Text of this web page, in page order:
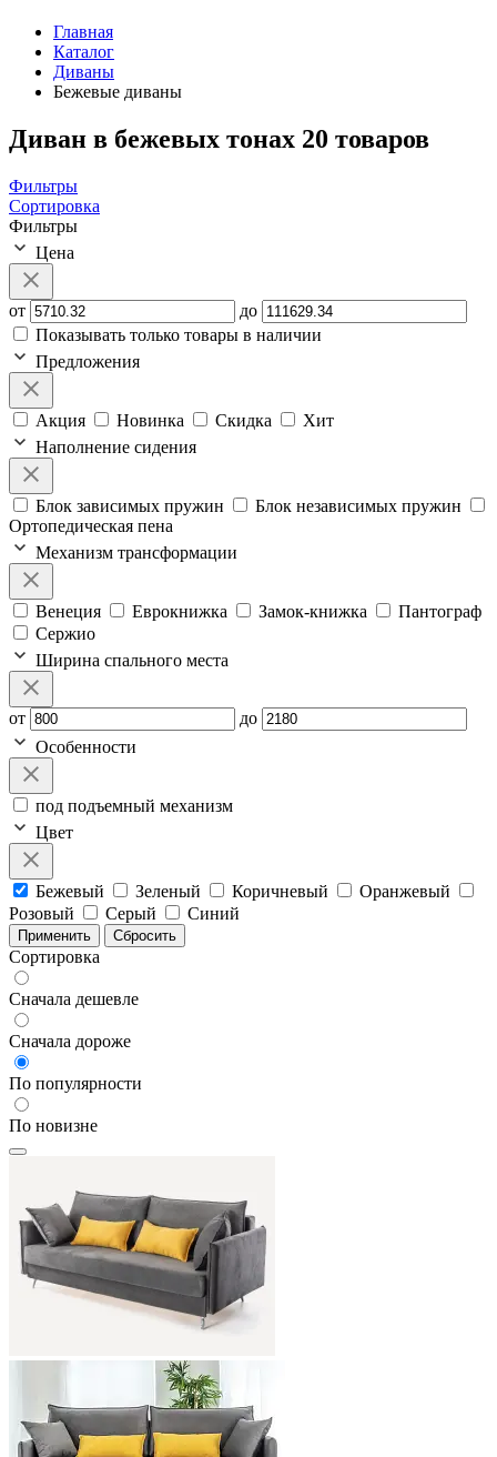
Главная
Каталог
Диваны
Бежевые диваны
Диван в бежевых тонах 20 товаров
Фильтры
Сортировка
Фильтры
Цена
от
до
Показывать только товары в наличии
Предложения
Акция Новинка Скидка
Хит
Наполнение сидения
Блок зависимых пружин
Блок независимых пружин
Ортопедическая пена
Механизм трансформации
Венеция Еврокнижка Замок-книжка
Пантограф
Сержио
Ширина спального места
от
до
Особенности
под подъемный механизм
Цвет
Бежевый Зеленый Коричневый
Оранжевый
Розовый
Серый Синий
Применить Сбросить
Сортировка
Сначала дешевле
Сначала дороже
По популярности
По новизне